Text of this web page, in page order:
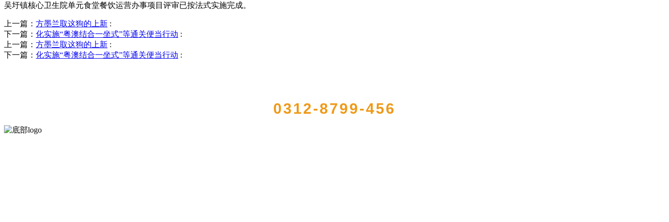
吴圩镇核心卫生院单元食堂餐饮运营办事项目评审已按法式实施完成。
上一篇： 方墨兰取这狗的上新 :
下一篇： 化实施“粤澳结合一坐式”等通关便当行动 :
上一篇： 方墨兰取这狗的上新 :
下一篇： 化实施“粤澳结合一坐式”等通关便当行动 :
0312-8799-456